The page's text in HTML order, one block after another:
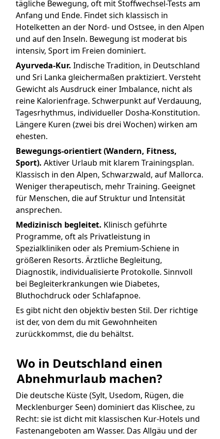
tägliche Bewegung, oft mit Stoffwechsel-Tests am
Anfang und Ende. Findet sich klassisch in
Hotelketten an der Nord- und Ostsee, in den Alpen
und auf den Inseln. Bewegung ist moderat bis
intensiv, Sport im Freien dominiert.
Ayurveda-Kur. Indische Tradition, in Deutschland
und Sri Lanka gleichermaßen praktiziert. Versteht
Gewicht als Ausdruck einer Imbalance, nicht als
reine Kalorienfrage. Schwerpunkt auf Verdauung,
Tagesrhythmus, individueller Dosha-Konstitution.
Längere Kuren (zwei bis drei Wochen) wirken am
ehesten.
Bewegungs-orientiert (Wandern, Fitness,
Sport). Aktiver Urlaub mit klarem Trainingsplan.
Klassisch in den Alpen, Schwarzwald, auf Mallorca.
Weniger therapeutisch, mehr Training. Geeignet
für Menschen, die auf Struktur und Intensität
ansprechen.
Medizinisch begleitet. Klinisch geführte
Programme, oft als Privatleistung in
Spezialkliniken oder als Premium-Schiene in
größeren Resorts. Ärztliche Begleitung,
Diagnostik, individualisierte Protokolle. Sinnvoll
bei Begleiterkrankungen wie Diabetes,
Bluthochdruck oder Schlafapnoe.
Es gibt nicht den objektiv besten Stil. Der richtige
ist der, von dem du mit Gewohnheiten
zurückkommst, die du behältst.
Wo in Deutschland einen
Abnehmurlaub machen?
Die deutsche Küste (Sylt, Usedom, Rügen, die
Mecklenburger Seen) dominiert das Klischee, zu
Recht: sie ist dicht mit klassischen Kur-Hotels und
Fastenangeboten am Wasser. Das Allgäu und der